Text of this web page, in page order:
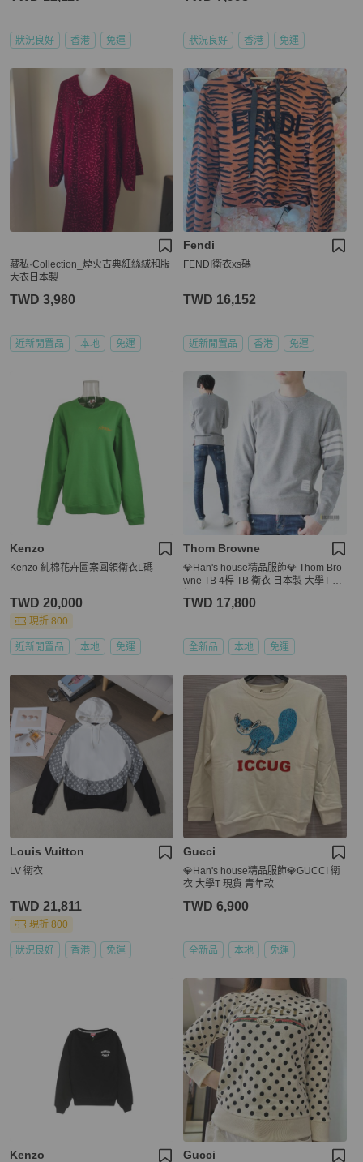
狀況良好 香港 免運 狀況良好 香港 免運
藏私·Collection_煙火古典紅絲絨和服
大衣日本製
TWD 3,980
近新閒置品 本地 免運
Fendi
FENDI衛衣xs碼
TWD 16,152
近新閒置品 香港 免運
Kenzo
Kenzo 純棉花卉圖案圓領衛衣L碼
TWD 20,000
現折 800
近新閒置品 本地 免運
Thom Browne
💎Han's house精品服飾💎 Thom Bro
wne TB 4桿 TB 衛衣 日本製 大學T 原
TWD 17,800
全新品 本地 免運
Louis Vuitton
LV 衛衣
TWD 21,811
現折 800
狀況良好 香港 免運
Gucci
💎Han's house精品服飾💎GUCCI 衛
衣 大學T 現貨 青年款
TWD 6,900
全新品 本地 免運
Kenzo Gucci